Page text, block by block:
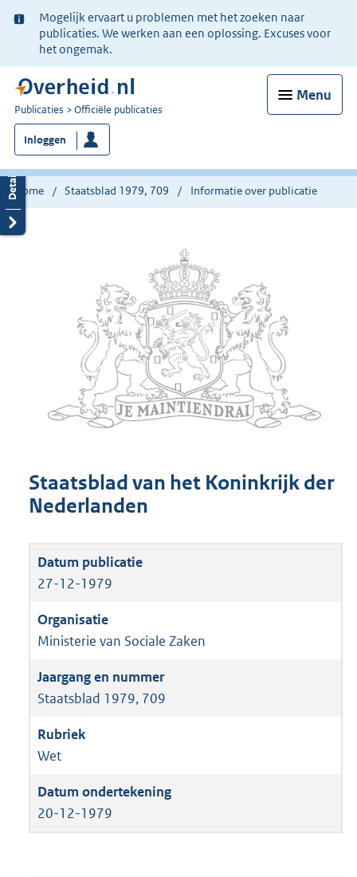
Ter
informatie:
Mogelijk ervaart u problemen met het zoeken naar
publicaties. We werken aan een oplossing. Excuses voor
het ongemak.
Menu
U
bent
nu
hier:
Publicaties Officiële publicaties
Inloggen
Home Staatsblad 1979, 709 Informatie over publicatie
Staatsblad van het Koninkrijk der
Nederlanden
27-12-1979
Ministerie van Sociale Zaken
Staatsblad 1979, 709
Wet
20-12-1979